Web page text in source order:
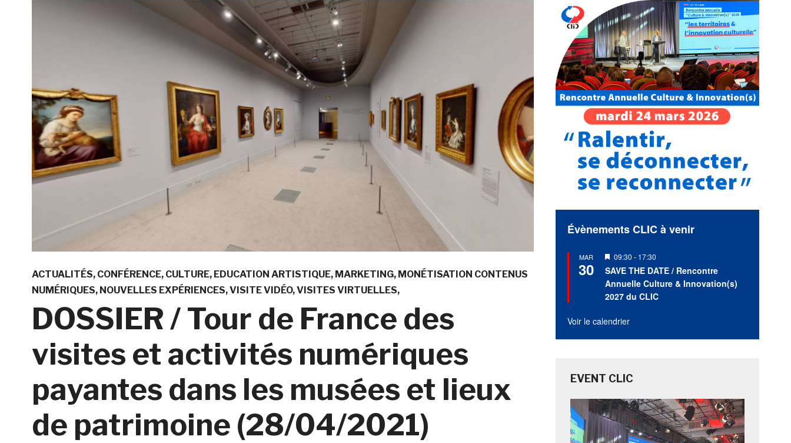
ACTUALITÉS CONFÉRENCE CULTURE EDUCATION ARTISTIQUE MARKETING MONÉTISATION CONTENUS
NUMÉRIQUES NOUVELLES EXPÉRIENCES VISITE VIDÉO VISITES VIRTUELLES
DOSSIER / Tour de France des
visites et activités numériques
payantes dans les musées et lieux
de patrimoine (28/04/2021)
Évènements CLIC à venir
MAR
30
Mis
en
avant
09:30 - 17:30
SAVE THE DATE / Rencontre
Annuelle Culture & Innovation(s)
2027 du CLIC
Voir le calendrier
EVENT CLIC